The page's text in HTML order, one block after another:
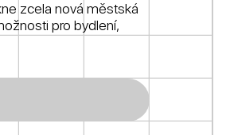
zcela nová městská
pro bydlení,